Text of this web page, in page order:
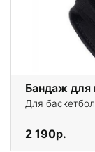
Бандаж для
Для
2 190р.